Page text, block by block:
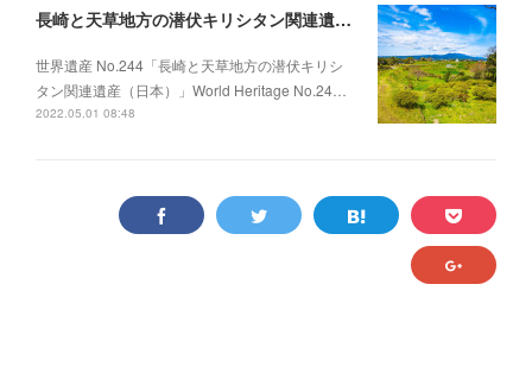
長崎と天草地方の潜伏キリシタン関連遺産（日本）③
世界遺産 No.244「長崎と天草地方の潜伏キリシ
タン関連遺産（日本）」World Heritage No.24…
2022.05.01 08:48